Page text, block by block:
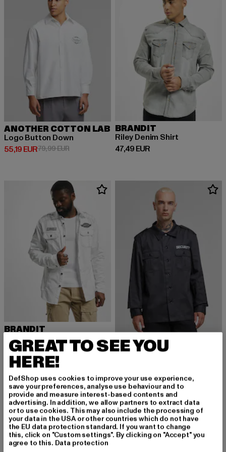
ANOTHER COTTON LAB
Logo Button Down
55,19 EUR
Derzeitiger Preis: 55,19 EUR
79,99 EURAktionspreis: 79,99 EUR
BRANDIT
Riley Denim Shirt
47,49 EUR
Derzeitiger Preis: 47,49 EUR
BRANDIT
Luis Vintage
46,99 EUR
Derzeitiger Preis: 46,99 EUR
BRANDIT
Overshirt für Herren: Der stylische Alleskönner für
jeden Look
Das Overshirt für Herren ist ein vielseitiges Kleidungsstück,
GREAT TO SEE YOU
HERE!
DefShop uses cookies to improve your use experience,
save your preferences, analyse use behaviour and to
provide and measure interest-based contents and
advertising. In addition, we allow partners to extract data
or to use cookies. This may also include the processing of
your data in the USA or other countries which do not have
the EU data protection standard. If you want to change
this, click on "Custom settings". By clicking on "Accept" you
agree to this. Data protection